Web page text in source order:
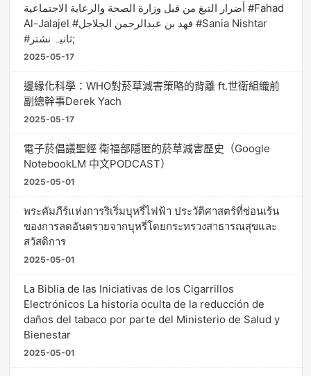
أضرار التبغ من قبل وزارة الصحة والرعاية الاجتماعية #Fahad
Al-Jalajel #فهد بن عبدالرحمن الجلاجل #Sania Nishtar
#ثانیہ نشتر;
2025-05-17
邊緣化科學：WHO對菸草減害策略的背離 ft.世衛組織前
副總幹事Derek Yach
2025-05-17
電子菸倡議聖經 衛福部隱匿的菸草減害歷史（Google
NotebookLM 中文PODCAST）
2025-05-01
พระคัมภีร์แห่งการริเริ่มบุหรี่ไฟฟ้า ประวัติศาสตร์ที่ซ่อนเร้น
ของการลดอันตรายจากบุหรี่โดยกระทรวงสาธารณสุขและ
สวัสดิการ
2025-05-01
La Biblia de las Iniciativas de los Cigarrillos
Electrónicos La historia oculta de la reducción de
daños del tabaco por parte del Ministerio de Salud y
Bienestar
2025-05-01